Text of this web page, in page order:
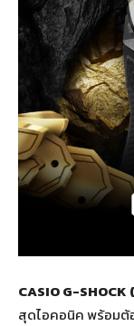
CASIO G-
สุดไอคอนิค พร้อมต้